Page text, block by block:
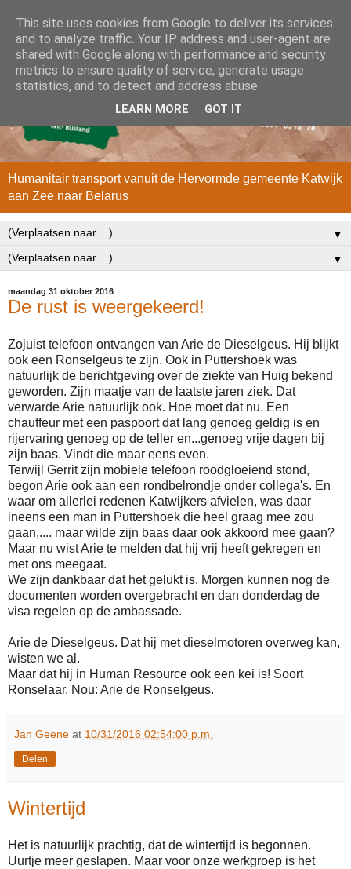
Humanitair transport vanuit de Hervormde gemeente Katwijk
aan Zee naar Belarus
▼
▼
maandag 31 oktober 2016
De rust is weergekeerd!
Zojuist telefoon ontvangen van Arie de Dieselgeus. Hij blijkt
ook een Ronselgeus te zijn. Ook in Puttershoek was
natuurlijk de berichtgeving over de ziekte van Huig bekend
geworden. Zijn maatje van de laatste jaren ziek. Dat
verwarde Arie natuurlijk ook. Hoe moet dat nu. Een
chauffeur met een paspoort dat lang genoeg geldig is en
rijervaring genoeg op de teller en...genoeg vrije dagen bij
zijn baas. Vindt die maar eens even.
Terwijl Gerrit zijn mobiele telefoon roodgloeiend stond,
begon Arie ook aan een rondbelrondje onder collega's. En
waar om allerlei redenen Katwijkers afvielen, was daar
ineens een man in Puttershoek die heel graag mee zou
gaan,.... maar wilde zijn baas daar ook akkoord mee gaan?
Maar nu wist Arie te melden dat hij vrij heeft gekregen en
met ons meegaat.
We zijn dankbaar dat het gelukt is. Morgen kunnen nog de
documenten worden overgebracht en dan donderdag de
visa regelen op de ambassade.
Arie de Dieselgeus. Dat hij met dieselmotoren overweg kan,
wisten we al.
Maar dat hij in Human Resource ook een kei is! Soort
Ronselaar. Nou: Arie de Ronselgeus.
Jan Geene at 10/31/2016 02:54:00 p.m.
Delen
Wintertijd
Het is natuurlijk prachtig, dat de wintertijd is begonnen.
Uurtje meer geslapen. Maar voor onze werkgroep is het
This site uses cookies from Google to deliver its services
and to analyze traffic. Your IP address and user-agent are
shared with Google along with performance and security
metrics to ensure quality of service, generate usage
statistics, and to detect and address abuse.
LEARN MORE GOT IT